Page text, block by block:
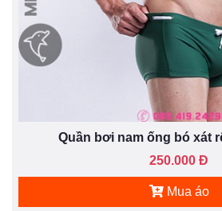
Quần bơi nam ống bó xát
250.000 Đ
Mua áo